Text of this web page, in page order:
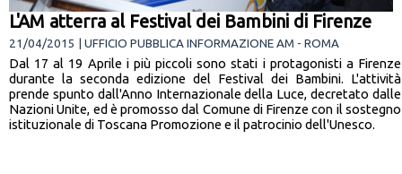
L'AM atterra al Festival dei Bambini di Firenze
21/04/2015 | UFFICIO PUBBLICA INFORMAZIONE AM - ROMA
Dal 17 al 19 Aprile i più piccoli sono stati i protagonisti a Firenze
durante la seconda edizione del Festival dei Bambini. L'attività
prende spunto dall'Anno Internazionale della Luce, decretato dalle
Nazioni Unite, ed è promosso dal Comune di Firenze con il sostegno
istituzionale di Toscana Promozione e il patrocinio dell'Unesco.